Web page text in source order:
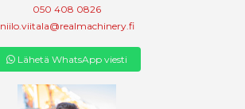
050 408 0826
niilo.viitala@realmachinery.fi
Lähetä WhatsApp viesti